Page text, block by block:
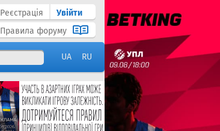
Реєстрація
Увійти
Правила форуму
UA RU